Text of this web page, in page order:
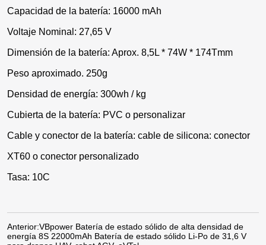
Capacidad de la batería: 16000 mAh
Voltaje Nominal: 27,65 V
Dimensión de la batería: Aprox. 8,5L * 74W * 174Tmm
Peso aproximado. 250g
Densidad de energía: 300wh / kg
Cubierta de la batería: PVC o personalizar
Cable y conector de la batería: cable de silicona: conector
XT60 o conector personalizado
Tasa: 10C
Anterior:VBpower Batería de estado sólido de alta densidad de
energía 8S 22000mAh Batería de estado sólido Li-Po de 31,6 V